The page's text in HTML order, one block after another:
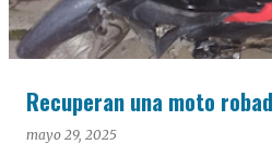
Recuperan una moto
mayo 29, 2025